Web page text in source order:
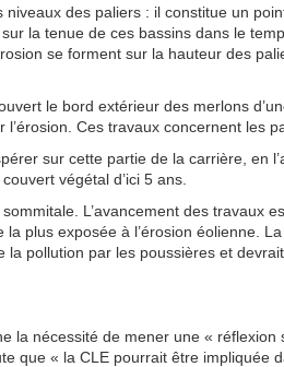
des paliers : il constitue un
la tenue de ces bassins dans le
se forment sur la hauteur des
le bord extérieur des merlons
Ces travaux concernent les
sur cette partie de la carrière, en
végétal d’ici 5 ans.
L’avancement des travaux
plus exposée à l’érosion éolienne. La
pollution par les poussières et
la nécessité de mener une « réflexion
que « la CLE pourrait être impliquée